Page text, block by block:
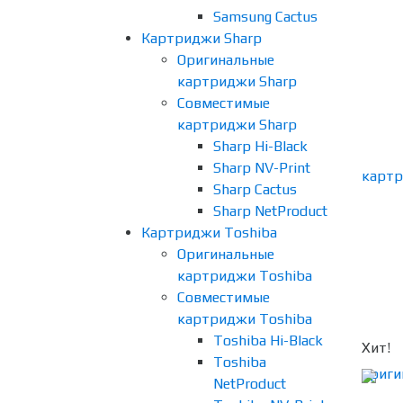
Samsung Cactus
Картриджи Sharp
Оригинальные
картриджи Sharp
Совместимые
картриджи Sharp
Sharp Hi-Black
Sharp NV-Print
Sharp Cactus
Sharp NetProduct
Картриджи Toshiba
Оригинальные
картриджи Toshiba
Совместимые
картриджи Toshiba
Toshiba Hi-Black
Toshiba
NetProduct
Хит!